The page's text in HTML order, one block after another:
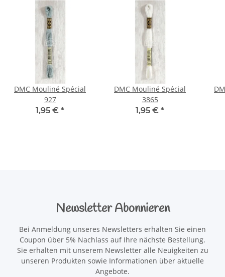
DMC Mouliné Spécial
927
1,95 € *
DMC Mouliné Spécial
3865
1,95 € *
Newsletter Abonnieren
Bei Anmeldung unseres Newsletters erhalten Sie einen
Coupon über 5% Nachlass auf Ihre nächste Bestellung.
Sie erhalten mit unserem Newsletter alle Neuigkeiten zu
unseren Produkten sowie Informationen über aktuelle
Angebote.